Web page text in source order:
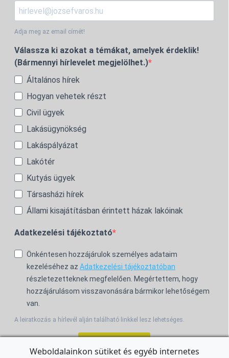
Adja meg az email címét!
Válassza ki azokat a témákat, amelyek érdeklik!
(Bármennyi hírlevelet megjelölhet.)
Általános hírek
Hogyan vehetek részt
Civil ügyek
Lakásügynökség
Lakáspályázat
Lakótér
Kutyás ügyek
Társasházi hírek
Állami kisajátításban érintett házak lakóinak
Adatkezelési tájékoztató
Önkéntesen hozzájárulok személyes adataim
kezeléséhez az Adatkezelési tájékoztatóban
részletezetteknek megfelelően. Megértettem, hogy
hozzájárulásom visszavonására bármikor lehetőségem
van.
A leiratkozás a hírlevél alján található linkkel lesz lehetséges.
Weboldalainkon sütiket és egyéb internetes